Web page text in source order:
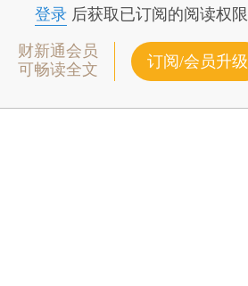
登录后获取已订阅的阅读权限
财新通会员
可畅读全文
订阅/会员升级